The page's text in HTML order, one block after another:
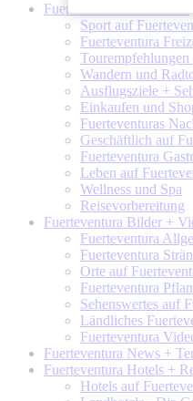
Fuerteventura
Sport auf
Fuerteventura
Wandern und
Ausflugsziele +
Einkaufen und
Fuerteventuras
Geschäftlich auf
Fuerteventura
Leben auf
Wellness und Spa
Reisevorbereitung
Fuerteventura Bilder +
Fuerteventura
Fuerteventura
Orte auf
Fuerteventura
Sehenswertes auf
Ländliches
Fuerteventura
Fuerteventura News +
Fuerteventura Hotels +
Hotels auf